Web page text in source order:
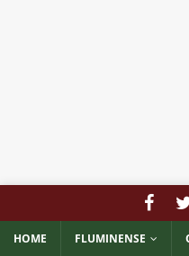
HOME FLUMINENSE